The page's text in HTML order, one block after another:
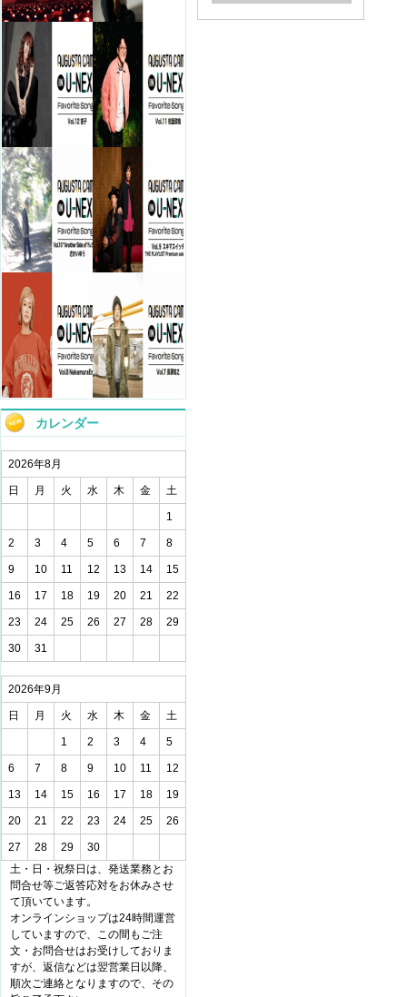
カレンダー
2026年8月
日 月 火 水 木 金 土
1
2 3 4 5 6 7 8
9 10 11 12 13 14 15
16 17 18 19 20 21 22
23 24 25 26 27 28 29
30 31
2026年9月
日 月 火 水 木 金 土
1 2 3 4 5
6 7 8 9 10 11 12
13 14 15 16 17 18 19
20 21 22 23 24 25 26
27 28 29
30
土・日・祝祭日は、発送業務とお
問合せ等ご返答応対をお休みさせ
て頂いています。
オンラインショップは24時間運営
していますので、この間もご注
文・お問合せはお受けしておりま
すが、返信などは翌営業日以降、
順次ご連絡となりますので、その